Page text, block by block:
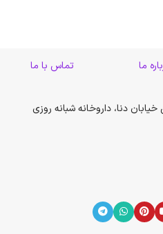
ما تماس با ما
خیابان دنا، داروخانه شبانه روزی